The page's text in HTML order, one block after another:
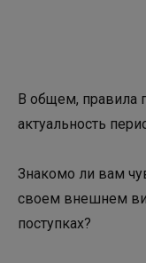
В общем, правила
актуальность
Знакомо ли вам
своем внешнем
поступках?